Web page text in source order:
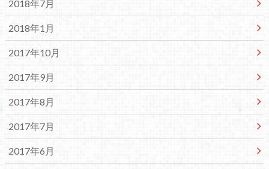
2018年7月
2018年1月
2017年10月
2017年9月
2017年8月
2017年7月
2017年6月